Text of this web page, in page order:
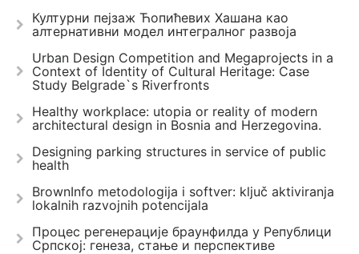
Културни пејзаж Ћопићевих Хашана као
алтернативни модел интегралног развоја
Urban Design Competition and Megaprojects in a
Context of Identity of Cultural Heritage: Case
Study Belgrade`s Riverfronts
Healthy workplace: utopia or reality of modern
architectural design in Bosnia and Herzegovina.
Designing parking structures in service of public
health
BrownInfo metodologija i softver: ključ aktiviranja
lokalnih razvojnih potencijala
Процес регенерације браунфилда у Републици
Српској: генеза, стање и перспективе